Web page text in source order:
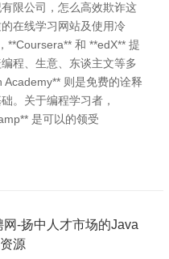
限公司，怎么高效欺诈这
在线学习网站及使用冷
**Coursera** 和 **edX** 提
程、生意、东谈主文等多
则是免费的诠释
。关于编程学习者，
是可以的领受
-扬中人才市场的Java
源